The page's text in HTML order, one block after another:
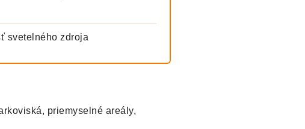
svetelného zdroja
priemyselné areály,